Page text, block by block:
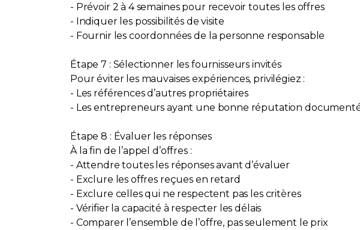
- Prévoir 2 à 4 semaines pour recevoir toutes les offres
- Indiquer les possibilités de visite
- Fournir les coordonnées de la personne responsable
Étape 7 : Sélectionner les fournisseurs invités
Pour éviter les mauvaises expériences, privilégiez :
- Les références d’autres propriétaires
- Les entrepreneurs ayant une bonne réputation
Étape 8 : Évaluer les réponses
À la fin de l’appel d’offres :
- Attendre toutes les réponses avant d’évaluer
- Exclure les offres reçues en retard
- Exclure celles qui ne respectent pas les critères
- Vérifier la capacité à respecter les délais
- Comparer l’ensemble de l’offre, pas seulement le prix